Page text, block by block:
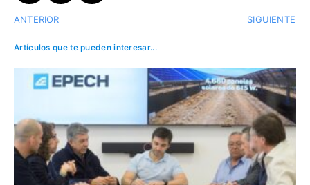
ANTERIOR SIGUIENTE
Artículos que te pueden interesar...